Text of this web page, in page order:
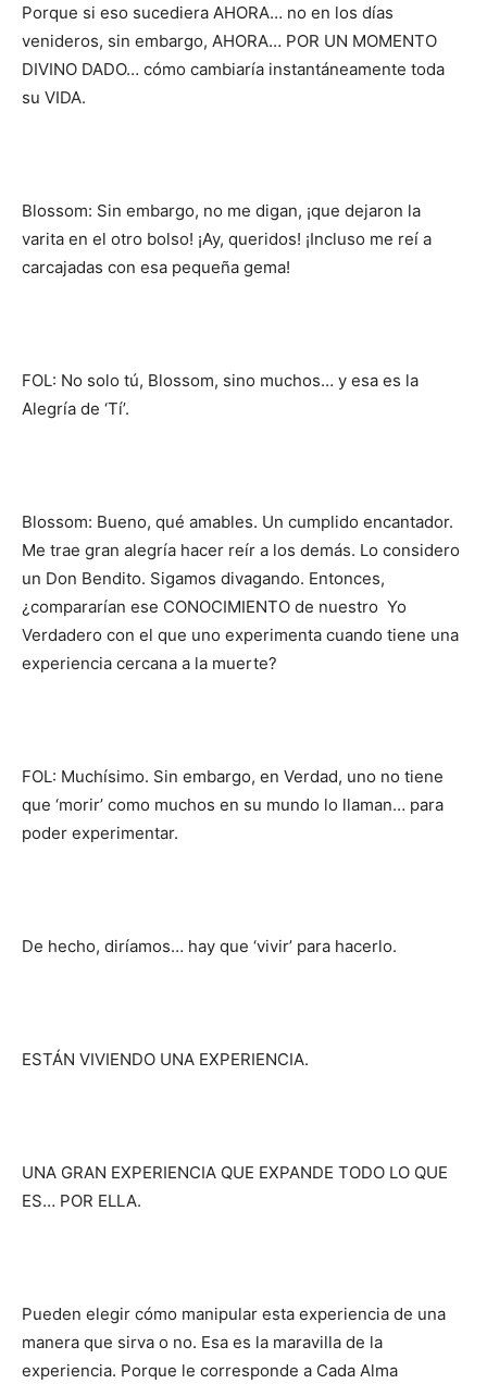
Porque si eso sucediera AHORA… no en los días
venideros, sin embargo, AHORA… POR UN MOMENTO
DIVINO DADO… cómo cambiaría instantáneamente toda
su VIDA.
Blossom: Sin embargo, no me digan, ¡que dejaron la
varita en el otro bolso! ¡Ay, queridos! ¡Incluso me reí a
carcajadas con esa pequeña gema!
FOL: No solo tú, Blossom, sino muchos… y esa es la
Alegría de ‘Tí’.
Blossom: Bueno, qué amables. Un cumplido encantador.
Me trae gran alegría hacer reír a los demás. Lo considero
un Don Bendito. Sigamos divagando. Entonces,
¿compararían ese CONOCIMIENTO de nuestro Yo
Verdadero con el que uno experimenta cuando tiene una
experiencia cercana a la muerte?
FOL: Muchísimo. Sin embargo, en Verdad, uno no tiene
que ‘morir’ como muchos en su mundo lo llaman… para
poder experimentar.
De hecho, diríamos… hay que ‘vivir’ para hacerlo.
ESTÁN VIVIENDO UNA EXPERIENCIA.
UNA GRAN EXPERIENCIA QUE EXPANDE TODO LO QUE
ES… POR ELLA.
Pueden elegir cómo manipular esta experiencia de una
manera que sirva o no. Esa es la maravilla de la
experiencia. Porque le corresponde a Cada Alma